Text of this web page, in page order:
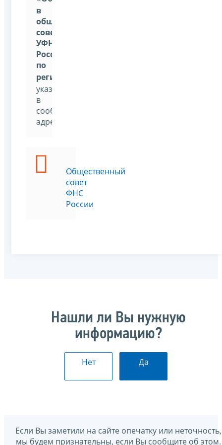
в
общественный
совет
УФНС
России
по
региону
указав
в
сообщении
адресата
Общественный
совет
ФНС
России
Нашли ли Вы нужную
информацию?
Нет Да
Если Вы заметили на сайте опечатку или неточность,
мы будем признательны, если Вы сообщите об этом.